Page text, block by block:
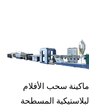
ماكينة سحب الأفلام
البلاستيكية المسطحة